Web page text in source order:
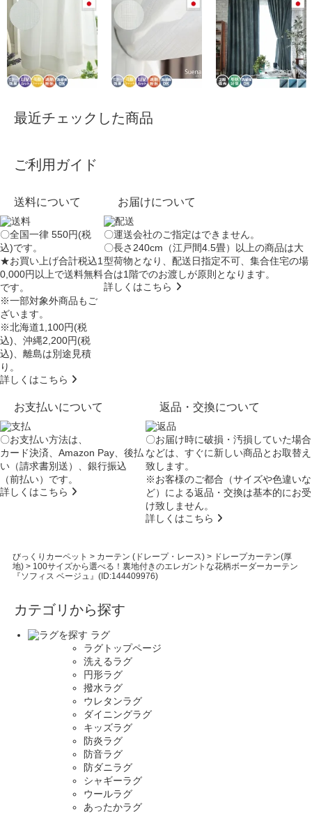
最近チェックした商品
ご利用ガイド
送料について
〇全国一律 550円(税
込)です。
★お買い上げ合計税込1
0,000円以上で送料無料
です。
※一部対象外商品もご
ざいます。
※北海道1,100円(税
込)、沖縄2,200円(税
込)、離島は別途見積
り。
詳しくはこちら
お届けについて
〇運送会社のご指定はできません。
〇長さ240cm（江戸間4.5畳）以上の商品は大
型荷物となり、配送日指定不可、集合住宅の場
合は1階でのお渡しが原則となります。
詳しくはこちら
お支払いについて
〇お支払い方法は、
カード決済、Amazon Pay、後払
い（請求書別送）、銀行振込
（前払い）です。
詳しくはこちら
返品・交換について
〇お届け時に破損・汚損していた場合
などは、すぐに新しい商品とお取替え
致します。
※お客様のご都合（サイズや色違いな
ど）による返品・交換は基本的にお受
け致しません。
詳しくはこちら
びっくりカーペット > カーテン (ドレープ・レース)> ドレープカーテン(厚
地)> 100サイズから選べる！裏地付きのエレガントな花柄ボーダーカーテン
『ソフィス ベージュ』(ID:144409976)
カテゴリから探す
ラグ
ラグトップページ
洗えるラグ
円形ラグ
撥水ラグ
ウレタンラグ
ダイニングラグ
キッズラグ
防炎ラグ
防音ラグ
防ダニラグ
シャギーラグ
ウールラグ
あったかラグ